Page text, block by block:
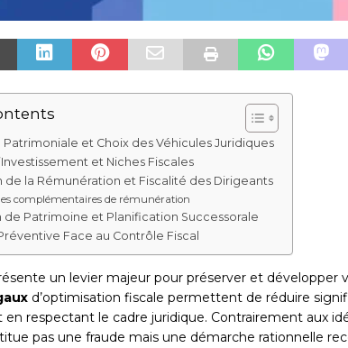
et Choix des Véhicules Juridiques
et Niches Fiscales
de la Rémunération et Fiscalité des Dirigeants
complémentaires de rémunération
de Patrimoine et Planification Successorale
Face au Contrôle Fiscal
un levier majeur pour préserver et développer
d’optimisation fiscale permettent de réduire
respectant le cadre juridique. Contrairement aux
pas une fraude mais une démarche rationnelle